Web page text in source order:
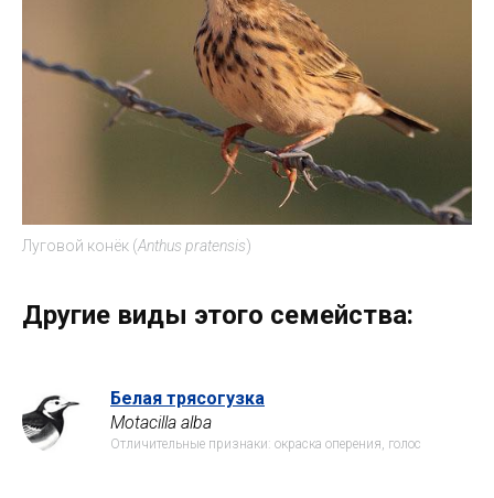
Луговой конёк (Anthus pratensis)
Другие виды этого семейства:
Белая трясогузка
Motacilla alba
Отличительные признаки: окраска оперения, голос